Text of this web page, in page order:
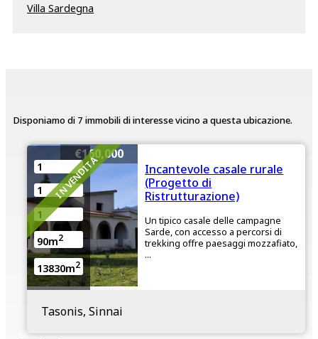
Villa Sardegna
Disponiamo di 7 immobili di interesse vicino a questa ubicazione.
IN VENDITA€160,000
1
1
1
90m2
13830m2
Incantevole casale rurale
(Progetto di
Ristrutturazione)
Un tipico casale delle campagne
Sarde, con accesso a percorsi di
trekking offre paesaggi mozzafiato,
...
Tasonis, Sinnai